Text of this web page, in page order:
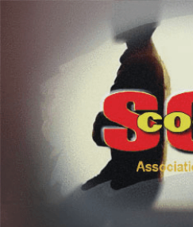
SOS cocu
SOS cocu est une association loi
soutien aux victimes d'adultère.
recevoir un soutien moral pour
personnelle douloureuse
Vers le contenu